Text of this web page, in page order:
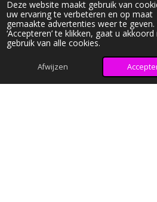
Deze website maakt gebruik van
uw ervaring te verbeteren en op maat
gemaakte advertenties weer te
‘Accepteren’ te klikken, gaat u
gebruik van alle cookies.
Afwijzen
E-mailadres